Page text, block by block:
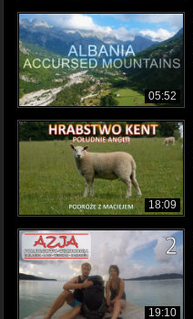
05:52
18:09
19:10